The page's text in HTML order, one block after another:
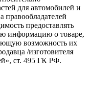
для автомобилей и
правообладателей
предоставлять
информацию о товаре,
возможность их
/изготовителя
ст. 495 ГК РФ.